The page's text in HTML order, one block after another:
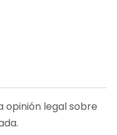
opinión legal sobre